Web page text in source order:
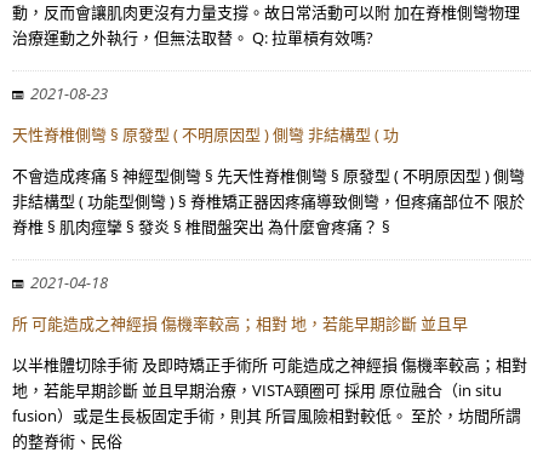
動，反而會讓肌肉更沒有力量支撐。故日常活動可以附 加在脊椎側彎物理
治療運動之外執行，但無法取替。 Q: 拉單槓有效嗎?
2021-08-23
天性脊椎側彎 § 原發型 ( 不明原因型 ) 側彎 非結構型 ( 功
不會造成疼痛 § 神經型側彎 § 先天性脊椎側彎 § 原發型 ( 不明原因型 ) 側彎
非結構型 ( 功能型側彎 ) § 脊椎矯正器因疼痛導致側彎，但疼痛部位不 限於
脊椎 § 肌肉痙攣 § 發炎 § 椎間盤突出 為什麼會疼痛？ §
2021-04-18
所 可能造成之神經損 傷機率較高；相對 地，若能早期診斷 並且早
以半椎體切除手術 及即時矯正手術所 可能造成之神經損 傷機率較高；相對
地，若能早期診斷 並且早期治療，VISTA頸圈可 採用 原位融合（in situ
fusion）或是生長板固定手術，則其 所冒風險相對較低。 至於，坊間所謂
的整脊術、民俗